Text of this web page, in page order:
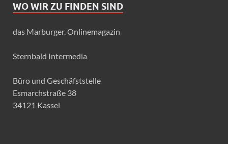
WO WIR ZU FINDEN SIND
das Marburger. Onlinemagazin
Sternbald Intermedia
Büro und Geschäfststelle
Esmarchstraße 38
34121 Kassel